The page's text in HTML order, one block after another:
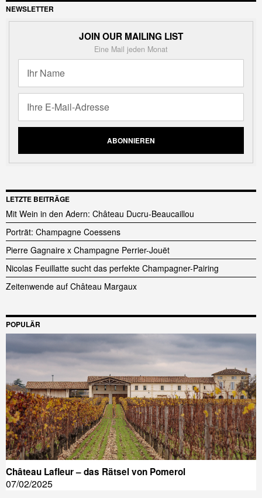
NEWSLETTER
JOIN OUR MAILING LIST
Eine Mail jeden Monat
LETZTE BEITRÄGE
Mit Wein in den Adern: Château Ducru-Beaucaillou
Porträt: Champagne Coessens
Pierre Gagnaire x Champagne Perrier-Jouët
Nicolas Feuillatte sucht das perfekte Champagner-Pairing
Zeitenwende auf Château Margaux
POPULÄR
Château Lafleur – das Rätsel von Pomerol
07/02/2025